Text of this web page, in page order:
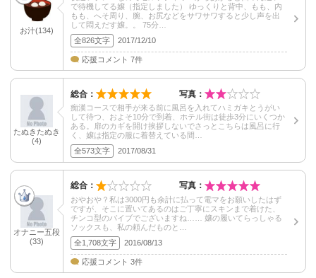
お汁(134)
で待機してる嬢（指定しました） ゆっくりと背中、もも、内
もも、へそ周り、腕、お尻などをサワサワすると少し声を出
して悶えだす嬢。。 75分…
全826文字
2017/12/10
応援コメント 7件
たぬきたぬき
(4)
総合： 写真：
痴漢コースで相手が来る前に風呂を入れてハミガキとうがい
して待つ、およそ10分で到着、ホテル街は徒歩3分にいくつか
ある。扉のカギを開け挨拶しないでさっとこちらは風呂に行
く、嬢は指定の服に着替えている間…
全573文字
2017/08/31
オナニー五段
(33)
総合： 写真：
おやおや？私は3000円も余計に払って電マをお願いしたはず
ですが、そこに置いてあるのはご丁寧にスキンまで着けた、
チンコ型のバイブでございますね…… 嬢の履いてらっしゃる
ソックスも、私の頼んだものと…
全1,708文字
2016/08/13
応援コメント 3件